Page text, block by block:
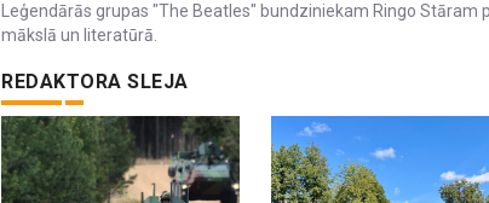
Leģendārās grupas "The Beatles" bundziniekam Ringo Stāram
mākslā un literatūrā.
REDAKTORA SLEJA